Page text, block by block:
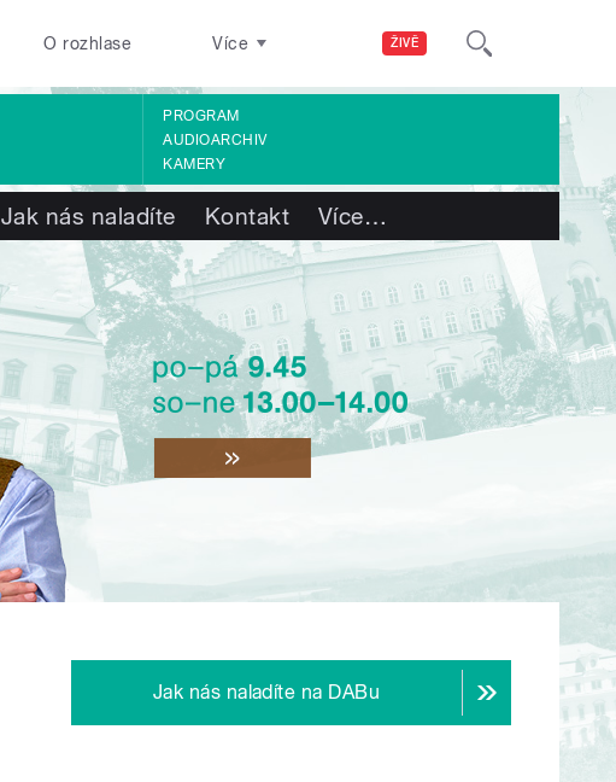
ŽIVĚ
O rozhlase Více
PROGRAM
AUDIOARCHIV
KAMERY
Jak nás naladíte Kontakt Více…
Jak nás naladíte na DABu